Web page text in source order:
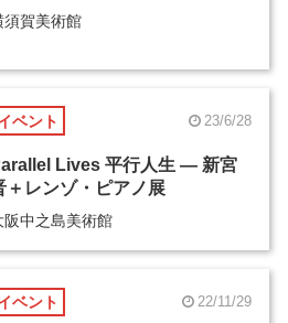
須賀美術館
ベント 23/6/28
Lives 平行人生 ― 新宮
＋レンゾ・ピアノ展
阪中之島美術館
ベント 22/11/29